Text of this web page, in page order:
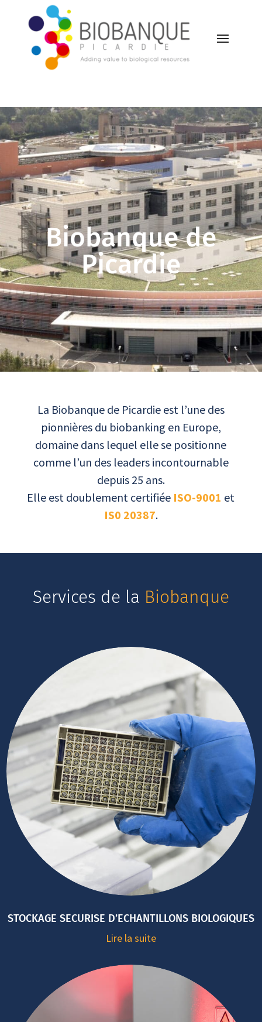
Biobanque de
Picardie
La Biobanque de Picardie est l’une des
pionnières du biobanking en Europe,
domaine dans lequel elle se positionne
comme l’un des leaders incontournable
depuis 25 ans.
Elle est doublement certifiée ISO-9001 et
IS0 20387.
Services de la Biobanque
STOCKAGE SECURISE D’ECHANTILLONS BIOLOGIQUES
Lire la suite